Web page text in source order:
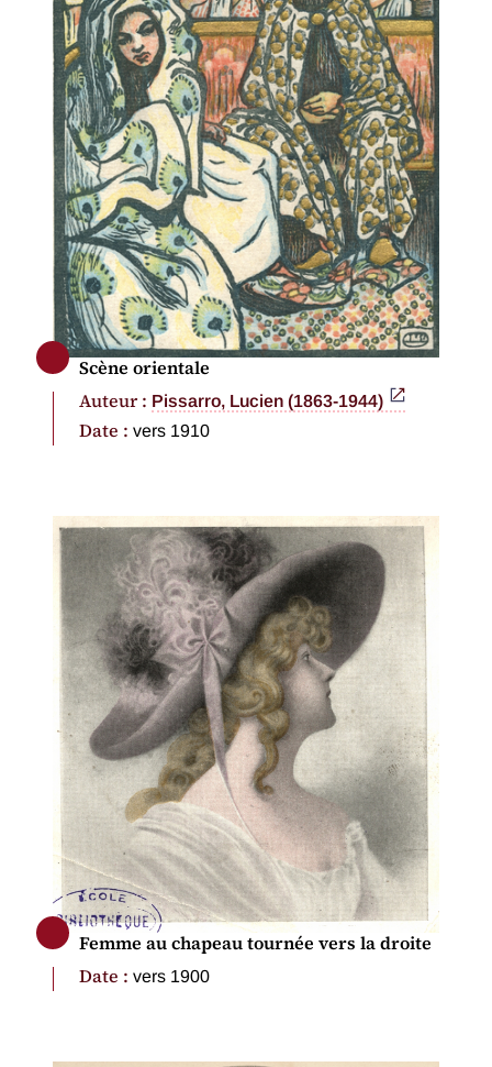
Scène orientale
Auteur : Pissarro, Lucien (1863-1944)
Date : vers 1910
Femme au chapeau tournée vers la droite
Date : vers 1900